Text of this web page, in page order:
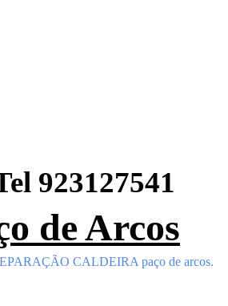
923127541
de Arcos
CALDEIRA paço de arcos.